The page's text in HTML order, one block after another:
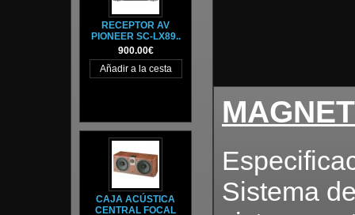
RECEPTOR AV
PIONEER SC-LX89..
900.00€
CAJA ACÚSTICA
CENTRAL FOCAL
Sistema